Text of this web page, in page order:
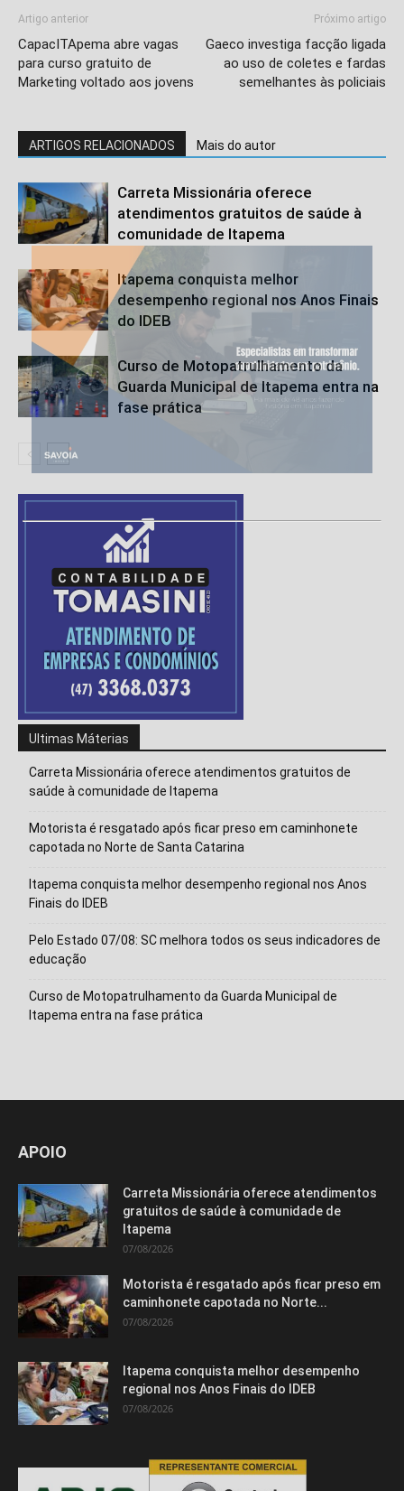
Artigo anterior
CapacITApema abre vagas
para curso gratuito de
Marketing voltado aos jovens
Próximo artigo
Gaeco investiga facção ligada
ao uso de coletes e fardas
semelhantes às policiais
ARTIGOS RELACIONADOS Mais do autor
Carreta Missionária oferece
atendimentos gratuitos de saúde à
comunidade de Itapema
Itapema conquista melhor
desempenho regional nos Anos Finais
do IDEB
Curso de Motopatrulhamento da
Guarda Municipal de Itapema entra na
fase prática
Ultimas Máterias
Carreta Missionária oferece atendimentos gratuitos de
saúde à comunidade de Itapema
Motorista é resgatado após ficar preso em caminhonete
capotada no Norte de Santa Catarina
Itapema conquista melhor desempenho regional nos Anos
Finais do IDEB
Pelo Estado 07/08: SC melhora todos os seus indicadores de
educação
Curso de Motopatrulhamento da Guarda Municipal de
Itapema entra na fase prática
APOIO
Carreta Missionária oferece atendimentos
gratuitos de saúde à comunidade de
Itapema
07/08/2026
Motorista é resgatado após ficar preso em
caminhonete capotada no Norte...
07/08/2026
Itapema conquista melhor desempenho
regional nos Anos Finais do IDEB
07/08/2026
Isso vai fechar em